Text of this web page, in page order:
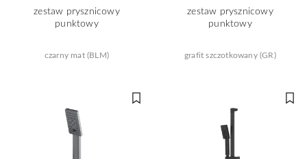
zestaw prysznicowy
punktowy
czarny mat (BLM)
zestaw prysznicowy
punktowy
grafit szczotkowany (GR)